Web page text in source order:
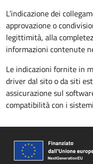
L’indicazione dei
approvazione o
legittimità, alla
informazioni contenute
Le indicazioni fornite in
driver dal sito o da siti
assicurazione sul
compatibilità con i